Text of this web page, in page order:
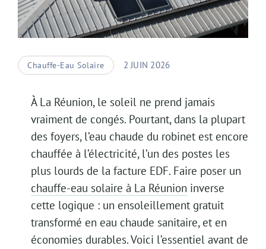
Chauffe-Eau Solaire 2 JUIN 2026
À La Réunion, le soleil ne prend jamais
vraiment de congés. Pourtant, dans la plupart
des foyers, l’eau chaude du robinet est encore
chauffée à l’électricité, l’un des postes les
plus lourds de la facture EDF. Faire poser un
chauffe-eau solaire à La Réunion inverse
cette logique : un ensoleillement gratuit
transformé en eau chaude sanitaire, et en
économies durables. Voici l’essentiel avant de